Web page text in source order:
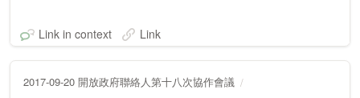
Link in context Link
2017-09-20 開放政府聯絡人第十八次協作會議